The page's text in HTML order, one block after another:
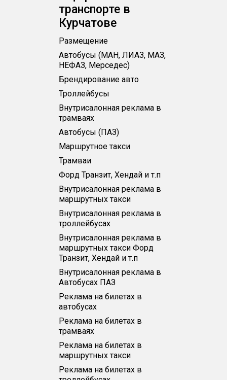
транспорте в
Курчатове
Размещение
Автобусы (МАН, ЛИАЗ, МАЗ,
НЕФАЗ, Мерседес)
Брендирование авто
Троллейбусы
Внутрисалонная реклама в
трамваях
Автобусы (ПАЗ)
Маршрутное такси
Трамваи
Форд Транзит, Хендай и т.п
Внутрисалонная реклама в
маршрутных такси
Внутрисалонная реклама в
троллейбусах
Внутрисалонная реклама в
маршрутных такси Форд
Транзит, Хендай и т.п
Внутрисалонная реклама в
Автобусах ПАЗ
Реклама на билетах в
автобусах
Реклама на билетах в
трамваях
Реклама на билетах в
маршрутных такси
Реклама на билетах в